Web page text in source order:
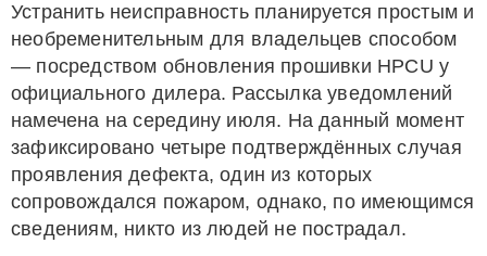
Устранить неисправность планируется простым и
необременительным для владельцев способом
— посредством обновления прошивки HPCU у
официального дилера. Рассылка уведомлений
намечена на середину июля. На данный момент
зафиксировано четыре подтверждённых случая
проявления дефекта, один из которых
сопровождался пожаром, однако, по имеющимся
сведениям, никто из людей не пострадал.